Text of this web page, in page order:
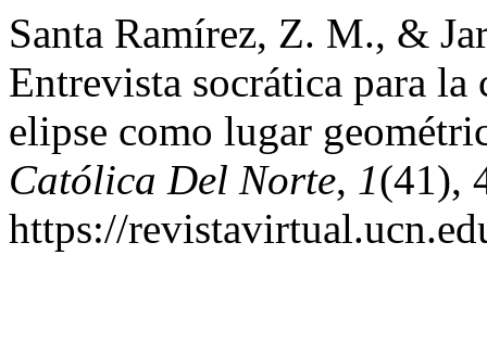
Santa Ramírez, Z. M., &
Entrevista socrática para
elipse como lugar
Católica Del Norte, 1(41),
https://